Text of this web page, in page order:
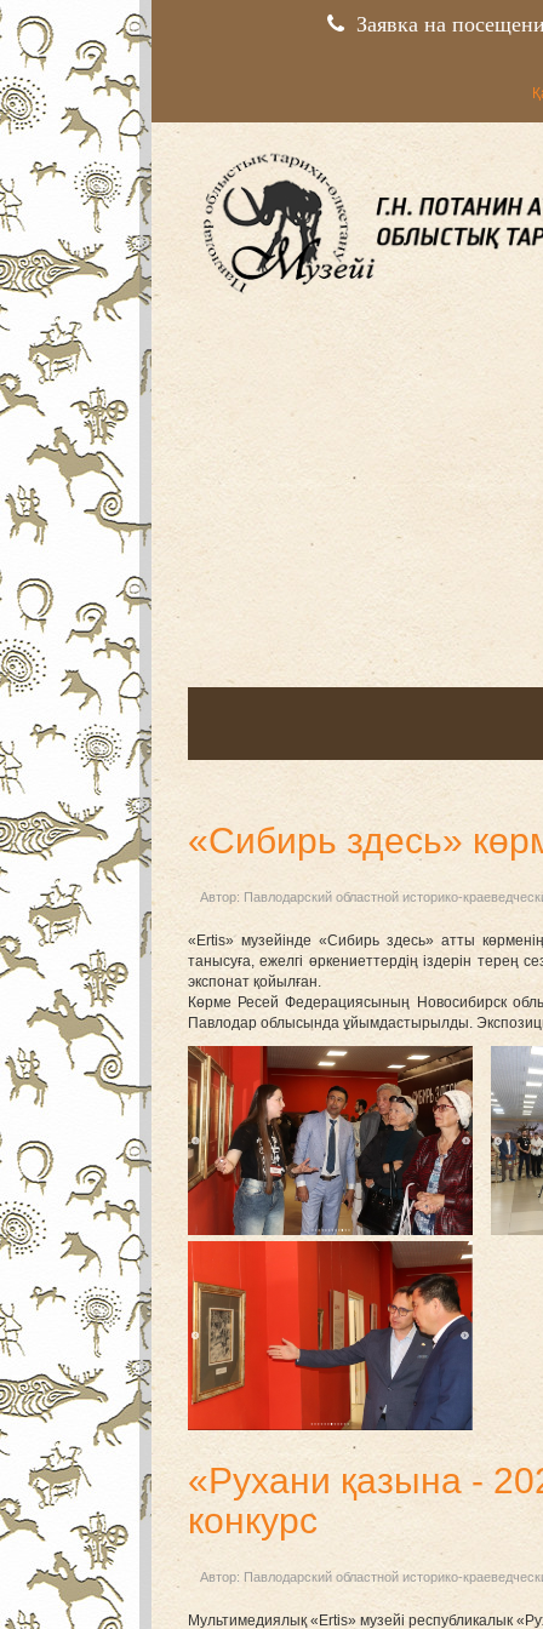
Заявка на
«Сибирь здесь»
Автор: Павлодарский областной историко-
«Ertis» музейінде «Сибирь здесь» атты
танысуға, ежелгі өркениеттердің іздерін терең
экспонат қойылған.
Көрме Ресей Федерациясының Новосибирск
Павлодар облысында ұйымдастырылды.
«Рухани қазына -
конкурс
Автор: Павлодарский областной историко-
Мультимедиялық «Ertis» музейі республикалык